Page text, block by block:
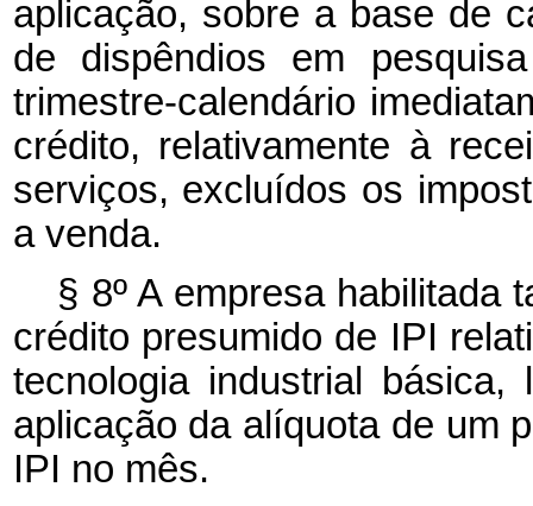
aplicação, sobre a base de
de dispêndios em
trimestre-calendário
crédito, relativamente à
serviços, excluídos os
a venda.
§ 8º A empresa habilitada
crédito presumido de IPI
tecnologia industrial
aplicação da alíquota de um
IPI no mês.